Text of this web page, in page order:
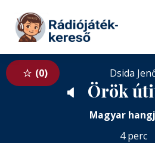
Tovább a tartalomhoz
0 Dsida
🔈 Örök
Magyar
4 perc